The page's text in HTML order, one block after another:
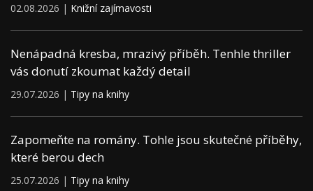
02.08.2026 | Knižní zajímavosti
Nenápadná kresba, mrazivý příběh. Tenhle thriller
vás donutí zkoumat každý detail
29.07.2026 | Tipy na knihy
Zapomeňte na romány. Tohle jsou skutečné příběhy,
které berou dech
25.07.2026 | Tipy na knihy